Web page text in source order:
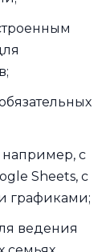
например, с
Sheets, с
графиками;
ведения